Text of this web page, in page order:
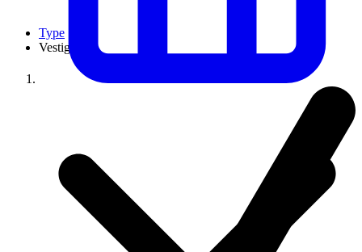
Type
Vestigingen